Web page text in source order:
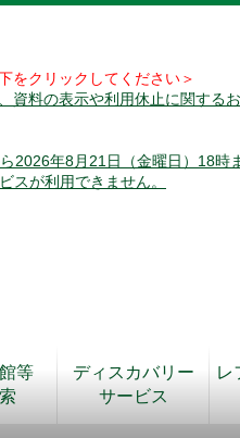
をクリックしてください＞
資料の表示や利用休止に関する
2026年8月21日（金曜日）18時
スが利用できません。
等
ディスカバリー
サービス
レ